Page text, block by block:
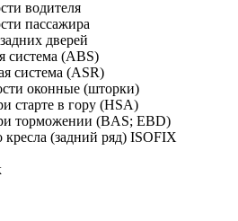
водителя
пассажира
дверей
система (ABS)
система (ASR)
оконные (шторки)
старте в гору (HSA)
торможении (BAS; EBD)
кресла (задний ряд) ISOFIX